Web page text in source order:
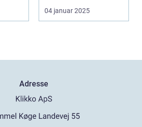
ven for bilen...
04 januar 2025
Adresse